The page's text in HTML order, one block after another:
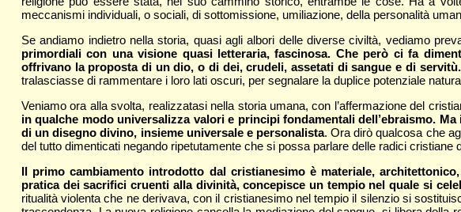
meccanismi individuali, o sociali, di sottomissione, umiliazione, della personalità
Se andiamo indietro nella storia, quasi agli albori delle diverse civiltà, vediamo
primordiali con una visione quasi letteraria, fascinosa. Che però ci fa
offrivano la proposta di un dio, o di dei, crudeli, assetati di sangue e di
tralasciasse di rammentare i loro lati oscuri, per segnalare la duplice potenziale
Veniamo ora alla svolta, realizzatasi nella storia umana, con l’affermazione del
in qualche modo universalizza valori e principi fondamentali dell’ebraismo.
di un disegno divino, insieme universale e personalista. Ora dirò qualcosa che
del tutto dimenticati negando ripetutamente che si possa parlare delle radici cristiane
Il primo cambiamento introdotto dal cristianesimo è materiale,
pratica dei sacrifici cruenti alla divinità, concepisce un tempio nel quale si
ritualità violenta che ne derivava, con il cristianesimo nel tempio il silenzio si